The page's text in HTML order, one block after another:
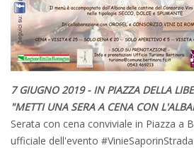
7 GIUGNO 2019 - IN PIAZZA DELLA
"METTI UNA SERA A CENA CON
Serata con cena conviviale in Piazza a
ufficiale dell'evento